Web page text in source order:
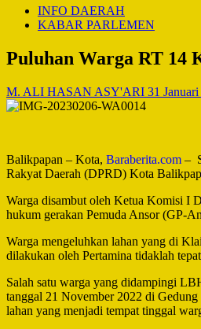
INFO DAERAH
KABAR PARLEMEN
Puluhan Warga RT 14
M. ALI HASAN ASY'ARI 31
Balikpapan – Kota, Baraberita.com –
Rakyat Daerah (DPRD) Kota
Warga disambut oleh Ketua Komisi I
hukum gerakan Pemuda Ansor (GP-
Warga mengeluhkan lahan yang di
dilakukan oleh Pertamina tidaklah
Salah satu warga yang didampingi
tanggal 21 November 2022 di Gedung
lahan yang menjadi tempat tinggal